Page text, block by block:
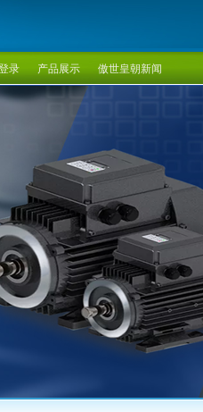
录 产品展示 傲世皇朝新闻